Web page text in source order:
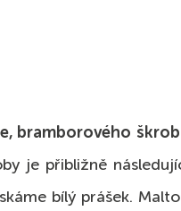
bramborového
je přibližně
bílý prášek.